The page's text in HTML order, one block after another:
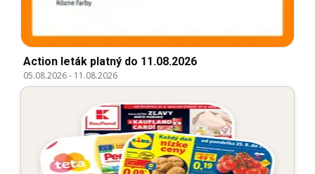
Action leták platný do 11.08.2026
05.08.2026- 11.08.2026